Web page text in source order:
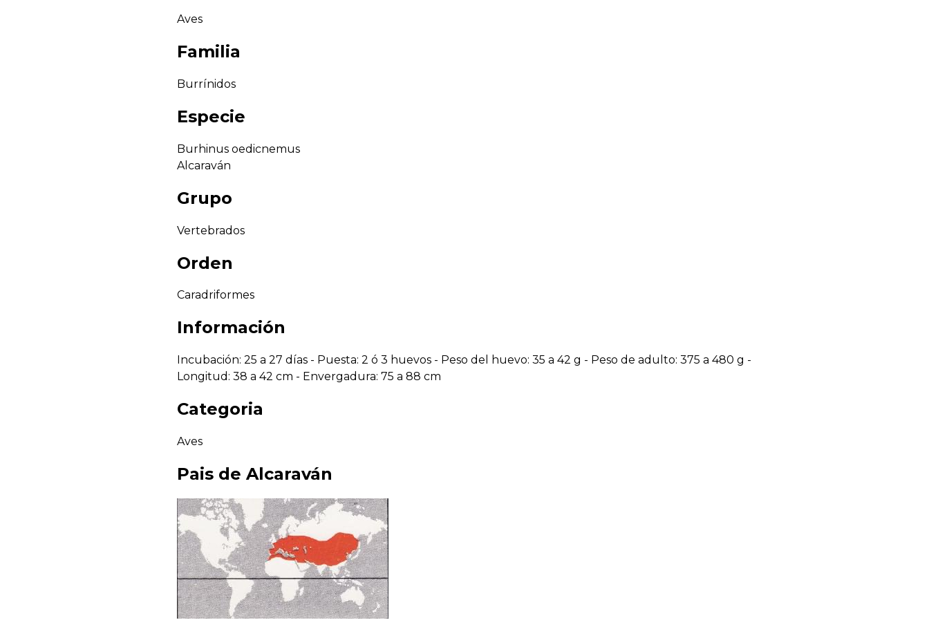
Aves
Familia
Burrínidos
Especie
Burhinus oedicnemus
Alcaraván
Grupo
Vertebrados
Orden
Caradriformes
Información
Incubación: 25 a 27 días - Puesta: 2 ó 3 huevos - Peso del huevo: 35 a 42 g - Peso de adulto: 375 a 480 g -
Longitud: 38 a 42 cm - Envergadura: 75 a 88 cm
Categoria
Aves
Pais de Alcaraván